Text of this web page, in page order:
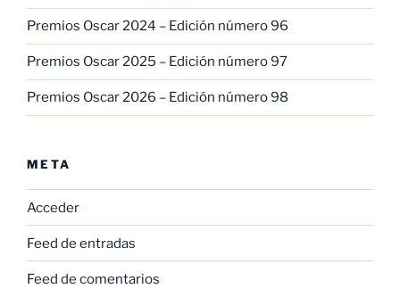
Premios Oscar 2024 – Edición número 96
Premios Oscar 2025 – Edición número 97
Premios Oscar 2026 – Edición número 98
META
Acceder
Feed de entradas
Feed de comentarios